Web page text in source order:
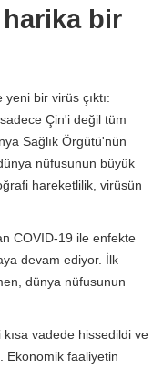
harika bir
bir virüs çıktı:
Çin'i değil tüm
Sağlık Örgütü'nün
nüfusunun büyük
hareketlilik, virüsün
COVID-19 ile enfekte
devam ediyor. İlk
dünya nüfusunun
vadede hissedildi ve
Ekonomik faaliyetin